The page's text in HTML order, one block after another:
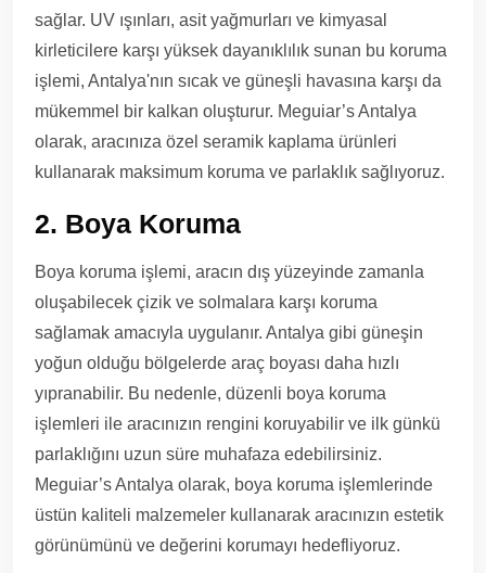
sağlar. UV ışınları, asit yağmurları ve kimyasal
kirleticilere karşı yüksek dayanıklılık sunan bu koruma
işlemi, Antalya'nın sıcak ve güneşli havasına karşı da
mükemmel bir kalkan oluşturur. Meguiar’s Antalya
olarak, aracınıza özel seramik kaplama ürünleri
kullanarak maksimum koruma ve parlaklık sağlıyoruz.
2. Boya Koruma
Boya koruma işlemi, aracın dış yüzeyinde zamanla
oluşabilecek çizik ve solmalara karşı koruma
sağlamak amacıyla uygulanır. Antalya gibi güneşin
yoğun olduğu bölgelerde araç boyası daha hızlı
yıpranabilir. Bu nedenle, düzenli boya koruma
işlemleri ile aracınızın rengini koruyabilir ve ilk günkü
parlaklığını uzun süre muhafaza edebilirsiniz.
Meguiar’s Antalya olarak, boya koruma işlemlerinde
üstün kaliteli malzemeler kullanarak aracınızın estetik
görünümünü ve değerini korumayı hedefliyoruz.